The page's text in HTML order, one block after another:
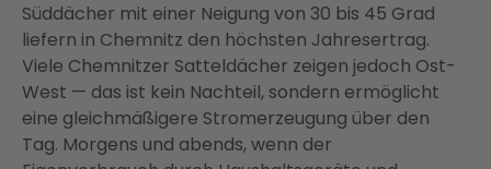
Süddächer mit einer Neigung von 30 bis 45 Grad
liefern in Chemnitz den höchsten Jahresertrag.
Viele Chemnitzer Satteldächer zeigen jedoch Ost-
West — das ist kein Nachteil, sondern ermöglicht
eine gleichmäßigere Stromerzeugung über den
Tag. Morgens und abends, wenn der